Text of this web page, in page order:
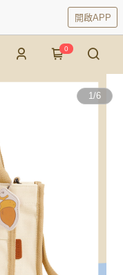
開啟APP
0
1/6